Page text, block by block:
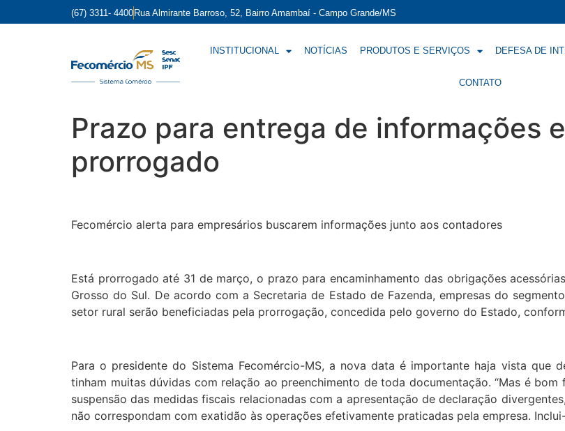
(67) 3311- 4400 Rua Almirante Barroso, 52, Bairro Amambaí - Campo Grande/MS
INSTITUCIONAL NOTÍCIAS PRODUTOS E SERVIÇOS DEFESA DE
CONTATO
Prazo para entrega de informações
prorrogado
Fecomércio alerta para empresários buscarem informações junto aos contadores
Está prorrogado até 31 de março, o prazo para encaminhamento das obrigações
Grosso do Sul. De acordo com a Secretaria de Estado de Fazenda, empresas do
setor rural serão beneficiadas pela prorrogação, concedida pelo governo do Estado,
Para o presidente do Sistema Fecomércio-MS, a nova data é importante haja vista que
tinham muitas dúvidas com relação ao preenchimento de toda documentação. “Mas é
suspensão das medidas fiscais relacionadas com a apresentação de declaração
não correspondam com exatidão às operações efetivamente praticadas pela empresa.